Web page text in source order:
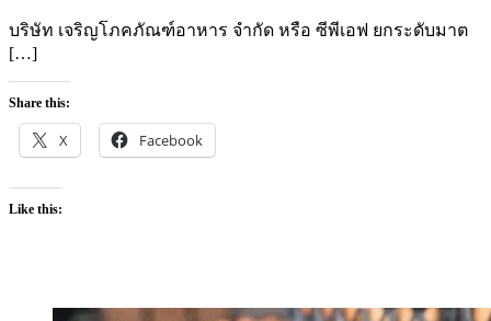
บริษัท เจริญโภคภัณฑ์อาหาร จำกัด หรือ ซีพีเอฟ ยกระดับมาต
[…]
Share this:
X Facebook
Like this: